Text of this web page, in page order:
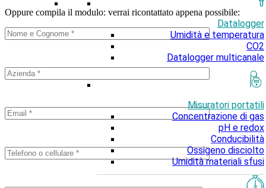
Datalogger
Umidità e temperatura
CO2
Datalogger multicanale
Misuratori portatili
Concentrazione di gas
pH e redox
Conducibilità
Ossigeno disciolto
Umidità materiali sfusi
Oppure compila il modulo: verrai ricontattato appena possibile: